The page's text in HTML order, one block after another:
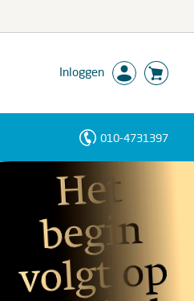
Inloggen
010-4731397